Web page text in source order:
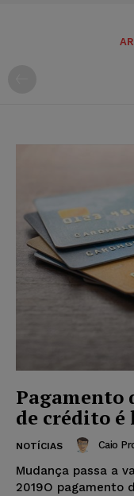
Pagamento
de crédito é
NOTÍCIAS Caio
Mudança passa a
2019O pagamento